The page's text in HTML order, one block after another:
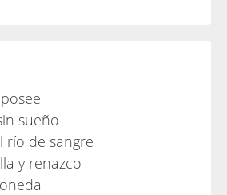
sueño
río de sangre
y renazco